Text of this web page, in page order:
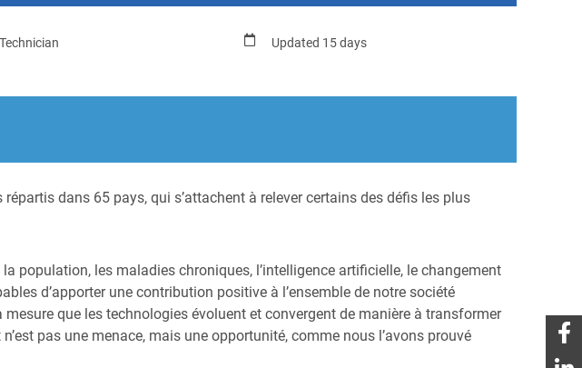
Technician Updated 15 days
dans 65 pays, qui s’attachent à relever certains des défis les plus
population, les maladies chroniques, l’intelligence artificielle, le changement
d’apporter une contribution positive à l’ensemble de notre société
que les technologies évoluent et convergent de manière à transformer
pas une menace, mais une opportunité, comme nous l’avons prouvé